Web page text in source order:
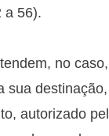
a 56).
no
sua
autorizado